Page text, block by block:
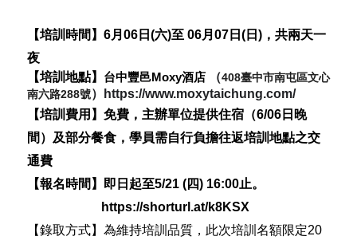
【培訓時間】 6月06日(六)至 06月07日(日)，共兩天一
夜
【培訓地點】 台中豐邑Moxy酒店 （408臺中市南屯區文心
南六路288號）
https://www.moxytaichung.com/
【培訓費用】免費， 主辦單位提供住宿（6/06 日晚
間）及部分餐食，學員需自行負擔往返培訓地點之交
通費
【報名時間】即日起至5/21 (四) 16:00止。
https://shorturl.at/k8KSX
【錄取方式】為維持培訓品質，此次培訓名額限定20